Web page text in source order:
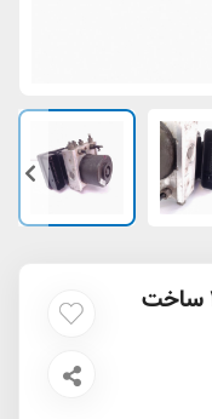
پمپ و بلوک کامل abs پژو 206 ساخت